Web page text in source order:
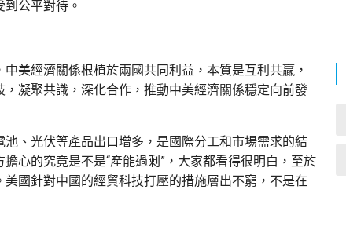
公平對待。
美經濟關係根植於兩國共同利益，本質是互利共贏，
凝聚共識，深化合作，推動中美經濟關係穩定向前發
、光伏等產品出口增多，是國際分工和市場需求的結
心的究竟是不是“產能過剩”，大家都看得很明白，至於
國針對中國的經貿科技打壓的措施層出不窮，不是在